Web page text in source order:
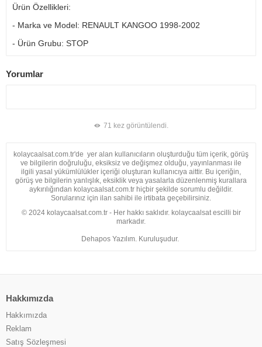
Ürün Özellikleri:
- Marka ve Model: RENAULT KANGOO 1998-2002
- Ürün Grubu: STOP
Yorumlar
71 kez görüntülendi.
kolaycaalsat.com.tr'de yer alan kullanıcıların oluşturduğu tüm içerik, görüş
ve bilgilerin doğruluğu, eksiksiz ve değişmez olduğu, yayınlanması ile
ilgili yasal yükümlülükler içeriği oluşturan kullanıcıya aittir. Bu içeriğin,
görüş ve bilgilerin yanlışlık, eksiklik veya yasalarla düzenlenmiş kurallara
aykırılığından kolaycaalsat.com.tr hiçbir şekilde sorumlu değildir.
Sorularınız için ilan sahibi ile irtibata geçebilirsiniz.
© 2024 kolaycaalsat.com.tr - Her hakkı saklıdır. kolaycaalsat escilli bir
markadır.
Dehapos Yazılım. Kuruluşudur.
Hakkımızda
Hakkımızda
Reklam
Satış Sözleşmesi